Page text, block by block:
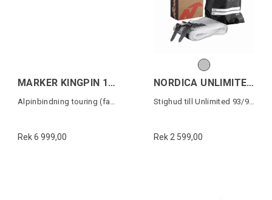
MARKER KINGPIN 13 75-100MM Svart/Röd
Alpinbindning touring (fast)
Rek 6 999,00
NORDICA UNLIMITED 93/94 SKIN
Stighud till Unlimited 93/94mm skidor
Rek 2 599,00